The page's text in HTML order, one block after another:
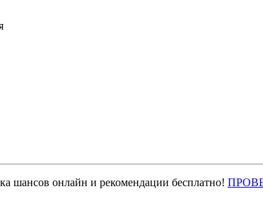
шансов онлайн и рекомендации бесплатно!